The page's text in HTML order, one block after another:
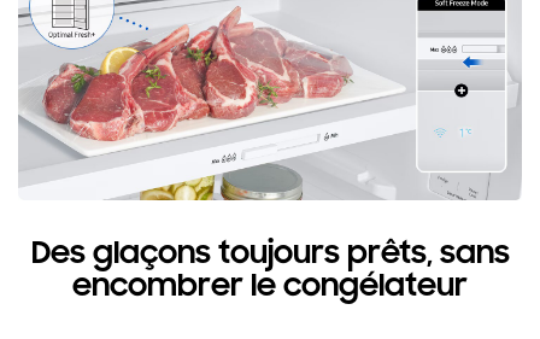
Des glaçons toujours prêts, sans
encombrer le congélateur